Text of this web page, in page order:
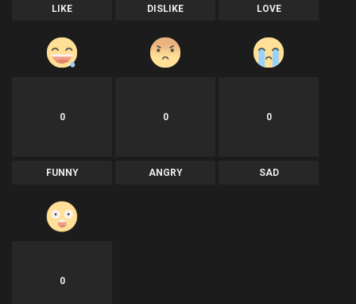
LIKE DISLIKE LOVE
0
FUNNY
0
ANGRY
0
SAD
0